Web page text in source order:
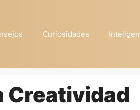
Curiosidades
Creatividad